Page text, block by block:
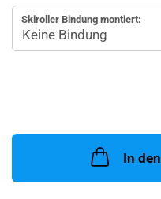
Skiroller Bindung montiert:
In